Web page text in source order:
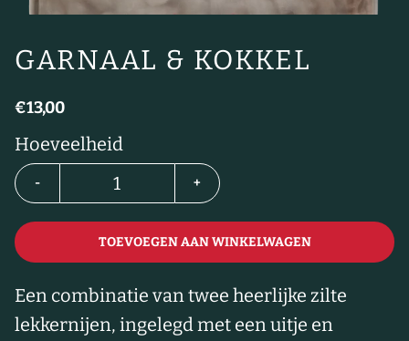
GARNAAL & KOKKEL
€13,00
Hoeveelheid
- +
TOEVOEGEN AAN WINKELWAGEN
Een combinatie van twee heerlijke zilte
lekkernijen, ingelegd met een uitje en